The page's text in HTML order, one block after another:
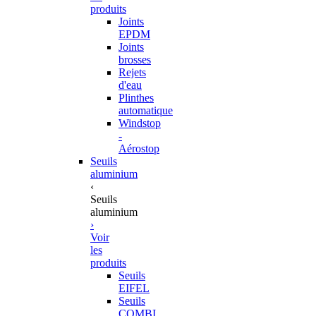
produits
Joints
EPDM
Joints
brosses
Rejets
d'eau
Plinthes
automatique
Windstop
-
Aérostop
Seuils
aluminium
‹
Seuils
aluminium
›
Voir
les
produits
Seuils
EIFEL
Seuils
COMBI